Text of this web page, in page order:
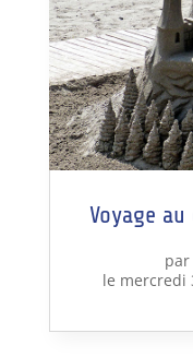
Voyage
le mercredi